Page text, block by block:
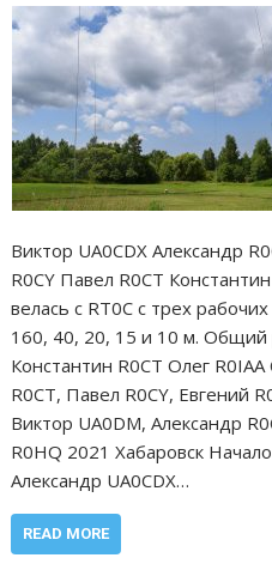
Виктор UA0CDX Александр
R0CY Павел R0CT
велась с RT0C с трех
160, 40, 20, 15 и 10 м. Общий
Константин R0CT Олег
R0CT, Павел R0CY, Евгений
Виктор UA0DM, Александр
R0HQ 2021 Хабаровск
Александр UA0CDX…
READ MORE